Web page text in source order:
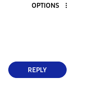
OPTIONS
REPLY